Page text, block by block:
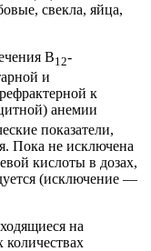
свекла, яйца,
В12-
и
к
анемии
показатели,
Пока не исключена
кислоты в дозах,
(исключение —
на